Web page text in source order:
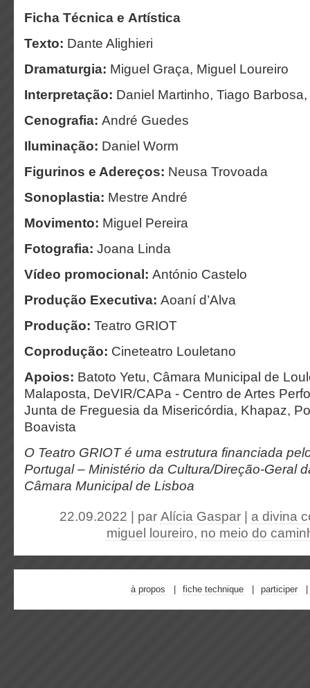
Ficha Técnica e Artística
Texto: Dante Alighieri
Dramaturgia: Miguel Graça, Miguel Loureiro
Interpretação: Daniel Martinho, Tiago
Cenografia: André Guedes
Iluminação: Daniel Worm
Figurinos e Adereços: Neusa Trovoada
Sonoplastia: Mestre André
Movimento: Miguel Pereira
Fotografia: Joana Linda
Vídeo promocional: António Castelo
Produção Executiva: Aoaní d’Alva
Produção: Teatro GRIOT
Coprodução: Cineteatro Louletano
Apoios: Batoto Yetu, Câmara Municipal de
Malaposta, DeVIR/CAPa - Centro de Artes
Junta de Freguesia da Misericórdia, Khapaz,
Boavista
O Teatro GRIOT é uma estrutura financiada
Portugal – Ministério da Cultura/Direção-Geral
Câmara Municipal de Lisboa
22.09.2022 | par Alícia Gaspar
a divina
miguel loureiro, no meio do
à propos fiche technique participer